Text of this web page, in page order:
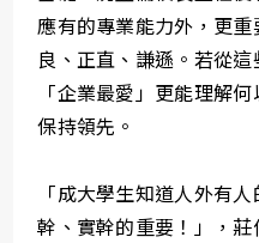
應有的專業能力外，更
良、正直、謙遜。若從
「企業最愛」更能理解
保持領先。
「成大學生知道人外有
幹、實幹的重要！」，